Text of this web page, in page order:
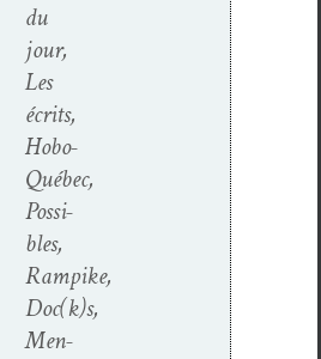
du
jour,
Les
écrits,
Hobo-
Québec,
Pos­si­
bles,
Rampike,
Doc(k)s,
Men­